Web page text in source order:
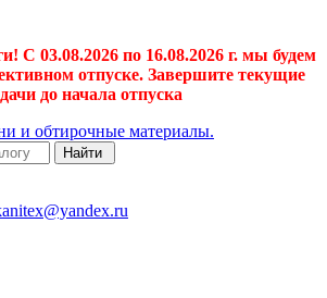
С 03.08.2026 по 16.08.2026 г. мы будем
отпуске. Завершите текущие
до начала отпуска
Найти